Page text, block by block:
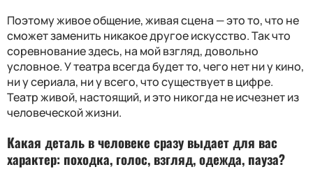
Поэтому живое общение, живая сцена — это то, что не
сможет заменить никакое другое искусство. Так что
соревнование здесь, на мой взгляд, довольно
условное. У театра всегда будет то, чего нет ни у кино,
ни у сериала, ни у всего, что существует в цифре.
Театр живой, настоящий, и это никогда не исчезнет из
человеческой жизни.
Какая деталь в человеке сразу выдает для вас
характер: походка, голос, взгляд, одежда, пауза?